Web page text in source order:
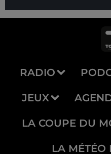
RADIO
JEUX
LA COUPE DU
LA MÉTÉO